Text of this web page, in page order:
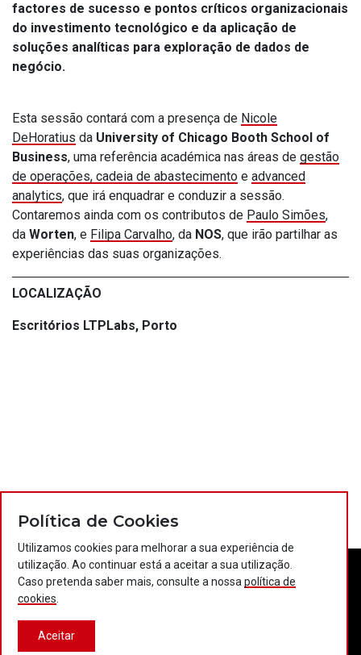
factores de sucesso e pontos críticos organizacionais
do investimento tecnológico e da aplicação de
soluções analíticas para exploração de dados de
negócio.
Esta sessão contará com a presença de Nicole
DeHoratius da University of Chicago Booth School of
Business, uma referência académica nas áreas de gestão
de operações, cadeia de abastecimento e advanced
analytics, que irá enquadrar e conduzir a sessão.
Contaremos ainda com os contributos de Paulo Simões,
da Worten, e Filipa Carvalho, da NOS, que irão partilhar as
experiências das suas organizações.
LOCALIZAÇÃO
Escritórios LTPLabs, Porto
Política de Cookies
Utilizamos cookies para melhorar a sua experiência de
utilização. Ao continuar está a aceitar a sua utilização.
Caso pretenda saber mais, consulte a nossa política de
cookies
Aceitar